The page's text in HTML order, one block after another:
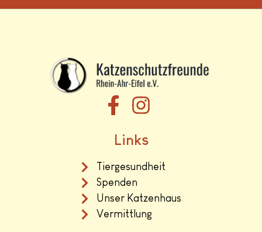
Links
Tiergesundheit
Spenden
Unser Katzenhaus
Vermittlung